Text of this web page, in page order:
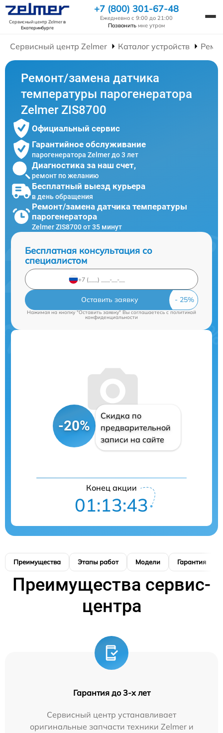
Сервисный центр Zelmerв
Екатеринбурге
+7 (800) 301-67-48
Ежедневно с 9:00 до 21:00
Позвонить мне утром
Сервисный центр Zelmer Каталог устройств
Ремонт/замена датчика
температуры парогенератора
Zelmer ZIS8700
Официальный сервис
Гарантийное обслуживание
парогенератора Zelmer до 3 лет
Диагностика за наш счет,
ремонт по желанию
Бесплатный выезд курьера
в день обращения
Ремонт/замена датчика температуры
парогенератора
Zelmer ZIS8700 от 35 минут
Бесплатная консультация со
специалистом
Оставить заявку
Нажимая на кнопку "Оставить заявку" Вы соглашаетесь c политикой
конфиденциальности
-20%
Скидка по
предварительной
записи на сайте
Конец акции
01:13:42
Преимущества Этапы работ Модели Гарантия
Преимущества сервис-
центра
Гарантия до 3-х лет
Сервисный центр устанавливает
оригинальные запчасти техники Zelmer и